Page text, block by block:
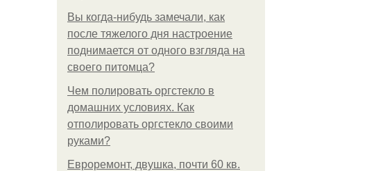
Вы когда-нибудь замечали, как
после тяжелого дня настроение
поднимается от одного взгляда на
своего питомца?
Чем полировать оргстекло в
домашних условиях. Как
отполировать оргстекло своими
руками?
Евроремонт, двушка, почти 60 кв.